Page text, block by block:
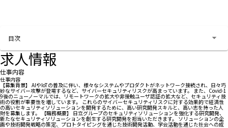
目次
求人情報
仕事内容
仕事内容
【募集背景】 AIやIoTの普及に伴い、様々なシステムやプロダクトがネットワーク接続され、日々巧
妙なサイバー攻撃が登場するなど、サイバーセキュリティリスクが高まっています。 また、Covid-1
9後のニューノーマルでは、リモートワークの拡大や非接触ユーザ認証の拡大など、セキュリティ技
術の役割が重要性を増しています。 これらのサイバーセキュリティリスクに対する効果的で経済性
の高いセキュリティソリューションを開発するために、高い研究開発スキルと、高い志を持った人
財を募集します。 【職務概要】 日立グループのセキュリティソリューションを強化する研究開発、
新たなセキュリティソリューションを創生する研究開発を担当いただきます。 ソリューションの企
画や技術開発戦略の策定、プロトタイピングを通じた技術開発活動、学会活動を通じた社会への成